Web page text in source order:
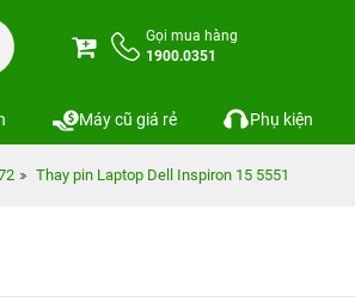
Gọi mua hàng
1900.0351
Máy cũ giá rẻ Phụ kiện
Thay pin Laptop Dell Inspiron 15 5551